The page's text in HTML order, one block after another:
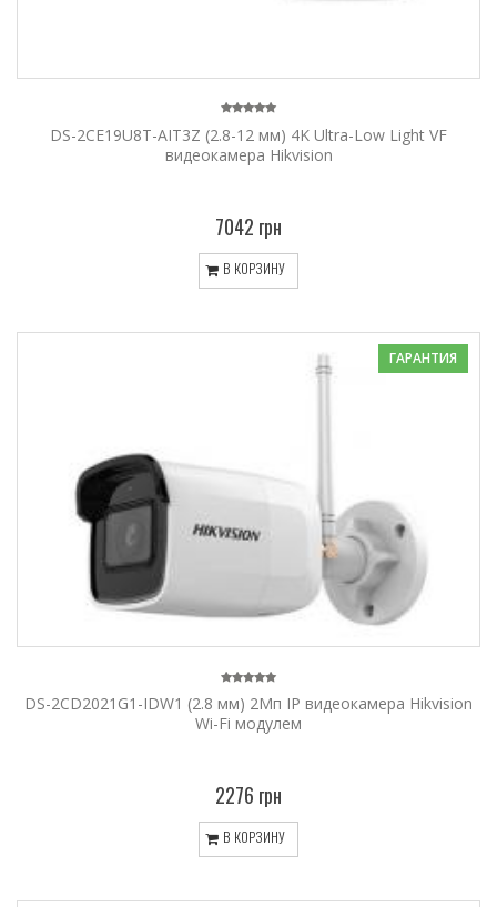
DS-2CE19U8T-AIT3Z (2.8-12 мм) 4K Ultra-Low Light VF
видеокамера Hikvision
7042 грн
В КОРЗИНУ
ГАРАНТИЯ
DS-2CD2021G1-IDW1 (2.8 мм) 2Мп IP видеокамера Hikvision
Wi-Fi модулем
2276 грн
В КОРЗИНУ